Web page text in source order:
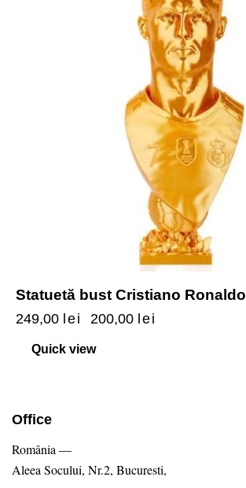
Statuetă bust Cristiano Ronaldo
249,00 lei 200,00 lei
Quick view
Office
România —
Aleea Socului, Nr.2, Bucuresti,